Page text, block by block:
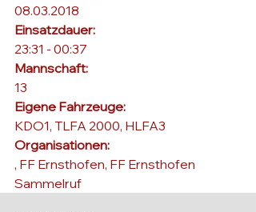
08.03.2018
Einsatzdauer:
23:31 - 00:37
Mannschaft:
13
Eigene Fahrzeuge:
KDO1, TLFA 2000, HLFA3
Organisationen:
, FF Ernsthofen, FF Ernsthofen
Sammelruf